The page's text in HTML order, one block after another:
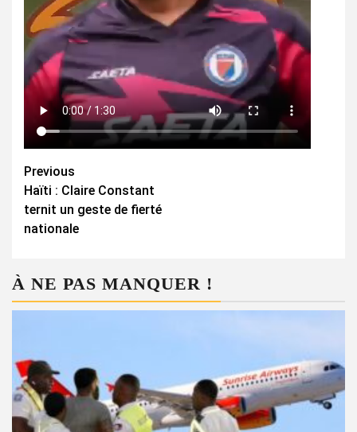
Continue
Reading
Previous
Haïti : Claire Constant
ternit un geste de fierté
nationale
À NE PAS MANQUER !